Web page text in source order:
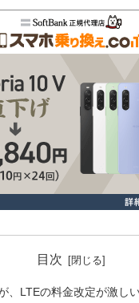
目次
、LTEの料金改定が激し